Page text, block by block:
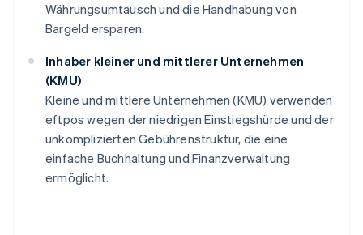
Währungsumtausch und die Handhabung von
Bargeld ersparen.
Inhaber kleiner und mittlerer Unternehmen
(KMU)
Kleine und mittlere Unternehmen (KMU) verwenden
eftpos wegen der niedrigen Einstiegshürde und der
unkomplizierten Gebührenstruktur, die eine
einfache Buchhaltung und Finanzverwaltung
ermöglicht.